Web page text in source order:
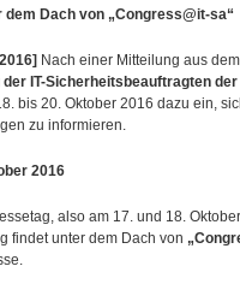
Dach von „Congress@it-sa“
Nach einer Mitteilung aus
IT-Sicherheitsbeauftragten
bis 20. Oktober 2016 dazu ein,
zu informieren.
2016
also am 17. und 18.
findet unter dem Dach von